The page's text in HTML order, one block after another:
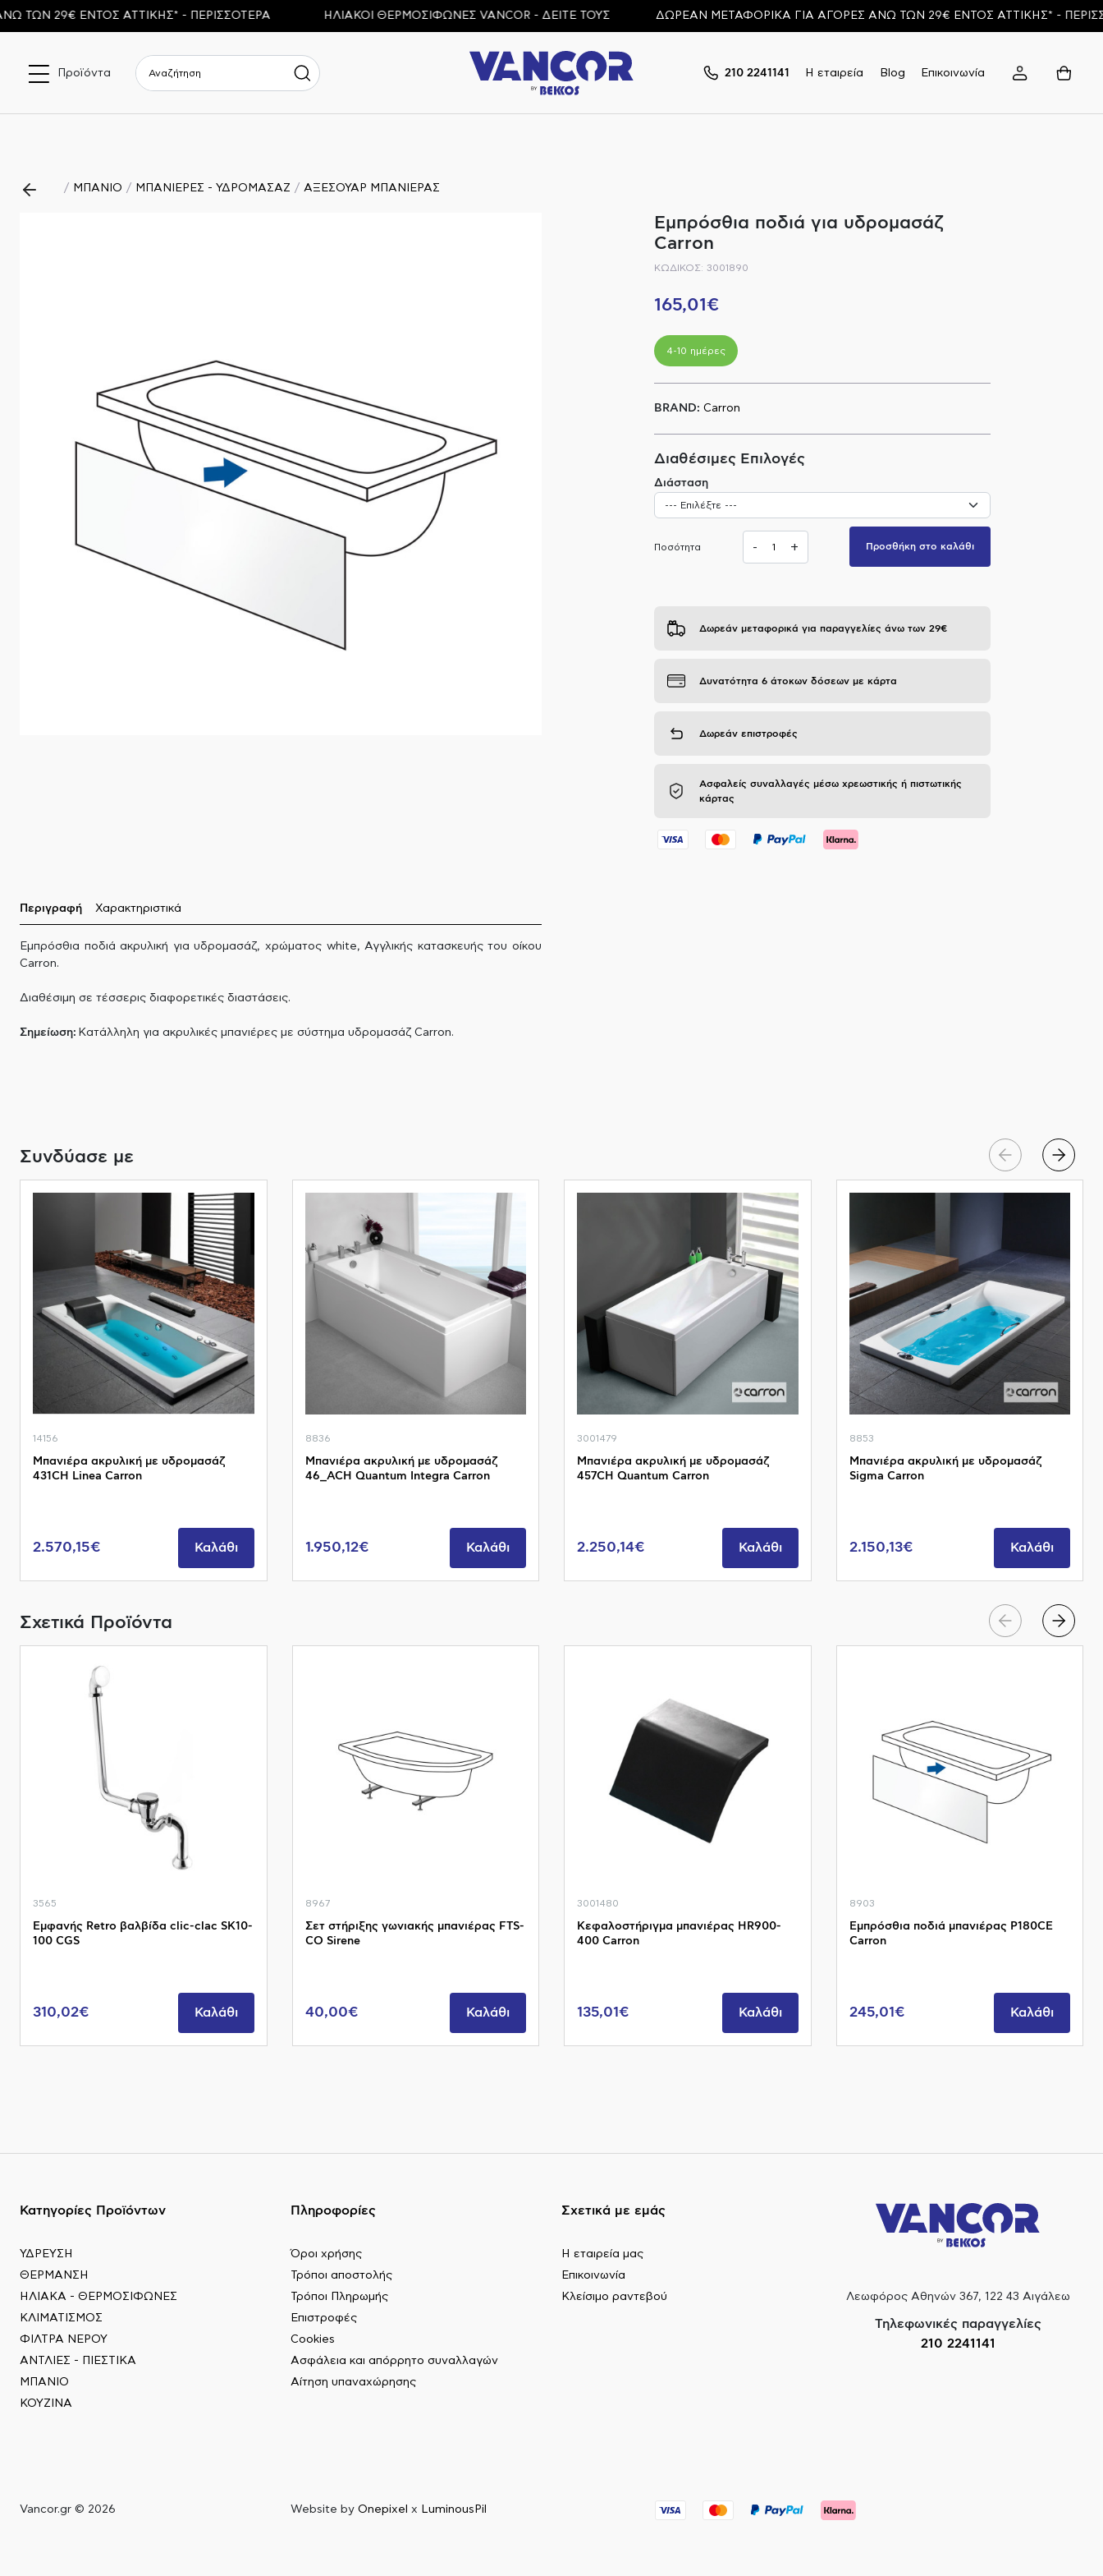
29€ ΕΝΤΟΣ ΑΤΤΙΚΗΣ* - ΠΕΡΙΣΣΟΤΕΡΑ ΗΛΙΑΚΟΙ ΘΕΡΜΟΣΙΦΩΝΕΣ VANCOR - ΔΕΙΤΕ ΤΟΥΣ ΔΩΡΕΑΝ ΜΕΤΑΦΟΡΙΚΑ ΓΙΑ ΑΓΟΡΕΣ ΑΝΩ ΤΩΝ 29€ ΕΝΤΟΣ ΑΤΤΙΚΗΣ* -
Προϊόντα 210 2241141 Η εταιρεία Blog Επικοινωνία
ΜΠΑΝΙΟ ΜΠΑΝΙΕΡΕΣ - ΥΔΡΟΜΑΣΑΖ ΑΞΕΣΟΥΑΡ ΜΠΑΝΙΕΡΑΣ
Εμπρόσθια ποδιά για υδρομασάζ
Carron
ΚΩΔΙΚΟΣ: 3001890
165,01€
4-10 ημέρες
BRAND: Carron
Διαθέσιμες Επιλογές
Διάσταση
Ποσότητα - + Προσθήκη στο καλάθι
Δωρεάν μεταφορικά για παραγγελίες άνω των 29€
Δυνατότητα 6 άτοκων δόσεων με κάρτα
Δωρεάν επιστροφές
Ασφαλείς συναλλαγές μέσω χρεωστικής ή πιστωτικής
κάρτας
Περιγραφή Χαρακτηριστικά
Εμπρόσθια ποδιά ακρυλική για υδρομασάζ, χρώματος white, Αγγλικής κατασκευής του οίκου
Carron.
Διαθέσιμη σε τέσσερις διαφορετικές διαστάσεις.
Σημείωση: Κατάλληλη για ακρυλικές μπανιέρες με σύστημα υδρομασάζ Carron.
Συνδύασε με
14156
Μπανιέρα ακρυλική με υδρομασάζ
431CH Linea Carron
2.570,15€ Καλάθι
8836
Μπανιέρα ακρυλική με υδρομασάζ
46_ACH Quantum Integra Carron
1.950,12€ Καλάθι
3001479
Μπανιέρα ακρυλική με υδρομασάζ
457CH Quantum Carron
2.250,14€ Καλάθι
8853
Μπανιέρα ακρυλική με υδρομασάζ
Sigma Carron
2.150,13€ Καλάθι
Σχετικά Προϊόντα
3565
Εμφανής Retro βαλβίδα clic-clac SK10-
100 CGS
310,02€ Καλάθι
8967
Σετ στήριξης γωνιακής μπανιέρας FTS-
CO Sirene
40,00€ Καλάθι
3001480
Κεφαλοστήριγμα μπανιέρας HR900-
400 Carron
135,01€ Καλάθι
8903
Εμπρόσθια ποδιά μπανιέρας P180CE
Carron
245,01€ Καλάθι
Κατηγορίες Προϊόντων
ΥΔΡΕΥΣΗ
ΘΕΡΜΑΝΣΗ
ΗΛΙΑΚΑ - ΘΕΡΜΟΣΙΦΩΝΕΣ
ΚΛΙΜΑΤΙΣΜΟΣ
ΦΙΛΤΡΑ ΝΕΡΟΥ
ΑΝΤΛΙΕΣ - ΠΙΕΣΤΙΚΑ
ΜΠΑΝΙΟ
ΚΟΥΖΙΝΑ
Πληροφορίες
Όροι χρήσης
Τρόποι αποστολής
Τρόποι Πληρωμής
Επιστροφές
Cookies
Ασφάλεια και απόρρητο συναλλαγών
Αίτηση υπαναχώρησης
Σχετικά με εμάς
Η εταιρεία μας
Επικοινωνία
Κλείσιμο ραντεβού
Λεωφόρος Αθηνών 367, 122 43 Αιγάλεω
Τηλεφωνικές παραγγελίες
210 2241141
Vancor.gr © 2026 Website by Onepixel x LuminousPil